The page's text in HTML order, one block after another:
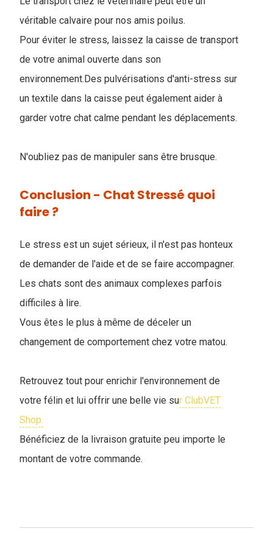
véritable calvaire pour nos amis poilus.
Pour éviter le stress, laissez la caisse de transport
de votre animal ouverte dans son
environnement.Des pulvérisations d'anti-stress sur
un textile dans la caisse peut également aider à
garder votre chat calme pendant les déplacements.
N'oubliez pas de manipuler sans être brusque.
Conclusion - Chat Stressé quoi
faire ?
Le stress est un sujet sérieux, il n'est pas honteux
de demander de l'aide et de se faire accompagner.
Les chats sont des animaux complexes parfois
difficiles à lire.
Vous êtes le plus à même de déceler un
changement de comportement chez votre matou.
Retrouvez tout pour enrichir l'environnement de
votre félin et lui offrir une belle vie sur ClubVET
Shop.
Bénéficiez de la livraison gratuite peu importe le
montant de votre commande.